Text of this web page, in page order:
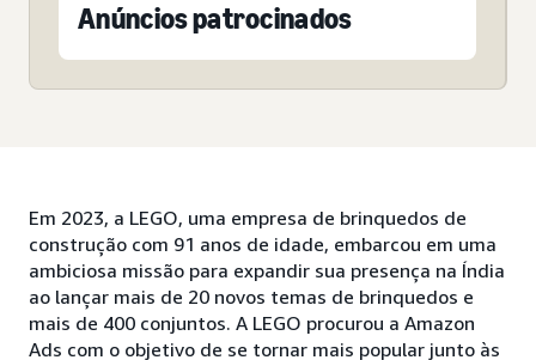
Anúncios patrocinados
Em 2023, a LEGO, uma empresa de brinquedos de
construção com 91 anos de idade, embarcou em uma
ambiciosa missão para expandir sua presença na Índia
ao lançar mais de 20 novos temas de brinquedos e
mais de 400 conjuntos. A LEGO procurou a Amazon
Ads com o objetivo de se tornar mais popular junto às